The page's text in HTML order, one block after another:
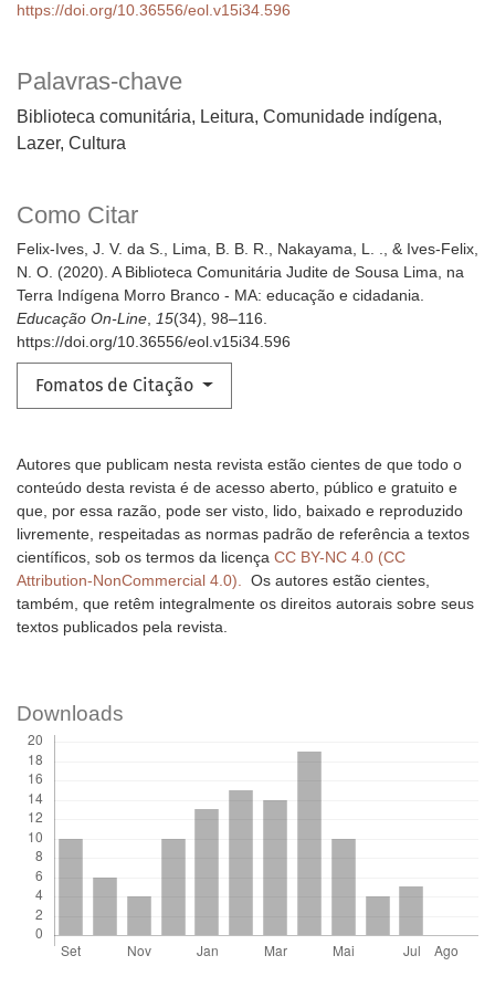
Palavras-chave
Biblioteca comunitária, Leitura, Comunidade indígena,
Lazer, Cultura
Como Citar
Felix-Ives, J. V. da S., Lima, B. B. R., Nakayama, L. ., & Ives-Felix,
N. O. (2020). A Biblioteca Comunitária Judite de Sousa Lima, na
Terra Indígena Morro Branco - MA: educação e cidadania.
Educação On-Line, 15(34), 98–116.
https://doi.org/10.36556/eol.v15i34.596
Fomatos de Citação
https://doi.org/10.36556/eol.v15i34.596
Autores que publicam nesta revista estão cientes de que todo o
conteúdo desta revista é de acesso aberto, público e gratuito e
que, por essa razão, pode ser visto, lido, baixado e reproduzido
livremente, respeitadas as normas padrão de referência a textos
científicos, sob os termos da licença CC BY-NC 4.0 (CC
Attribution-NonCommercial 4.0). Os autores estão cientes,
também, que retêm integralmente os direitos autorais sobre seus
textos publicados pela revista.
Downloads